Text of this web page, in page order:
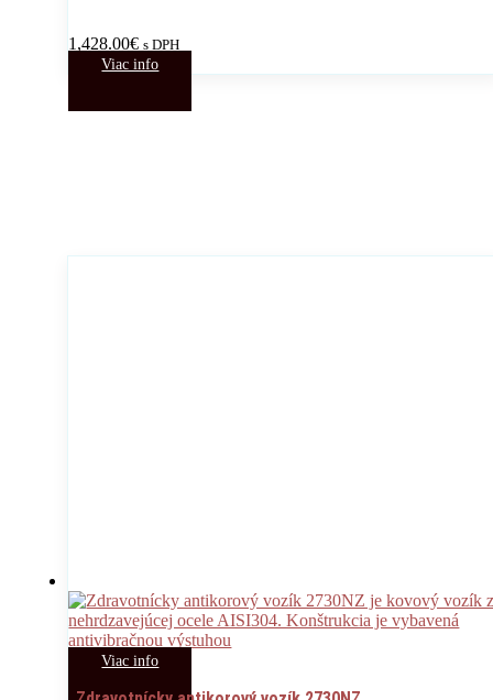
1,428.00€ s DPH
Viac info
Viac info